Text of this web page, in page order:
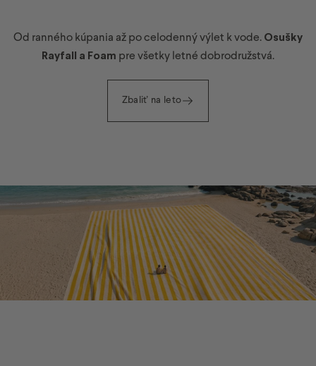
Od ranného kúpania až po celodenný výlet k vode. Osušky
Rayfall a Foam pre všetky letné dobrodružstvá.
Zbaliť na leto